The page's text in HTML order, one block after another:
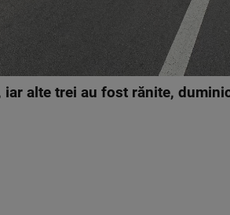
alte trei au fost rănite,